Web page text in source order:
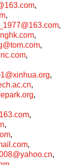
,
,
,
,
,
,
,
,
,
,
,
,
,
,